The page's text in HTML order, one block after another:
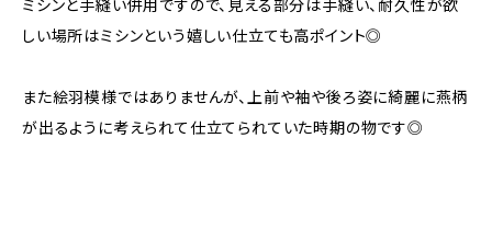
ミシンと手縫い併用ですので、見える部分は手縫い、耐久性が欲
しい場所はミシンという嬉しい仕立ても高ポイント◎
また絵羽模様ではありませんが、上前や袖や後ろ姿に綺麗に燕柄
が出るように考えられて仕立てられていた時期の物です◎